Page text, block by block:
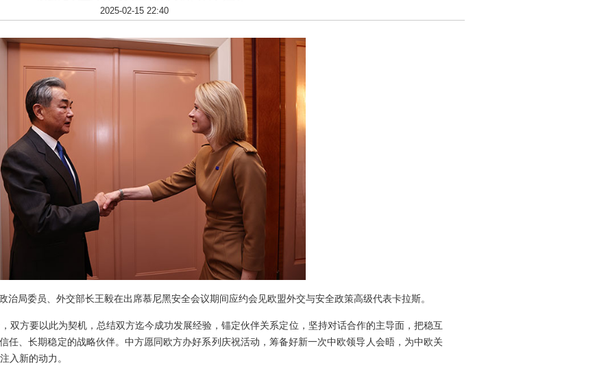
2025-02-15 22:40
治局委员、外交部长王毅在出席慕尼黑安全会议期间应约会见欧盟外交与安全政策高级代表卡拉斯。
双方要以此为契机，总结双方迄今成功发展经验，锚定伙伴关系定位，坚持对话合作的主导面，把稳互
任、长期稳定的战略伙伴。中方愿同欧方办好系列庆祝活动，筹备好新一次中欧领导人会晤，为中欧关
入新的动力。